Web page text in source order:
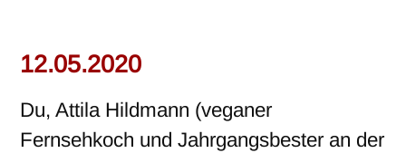
12.05.2020
Du, Attila Hildmann (veganer
Fernsehkoch und Jahrgangsbester an der